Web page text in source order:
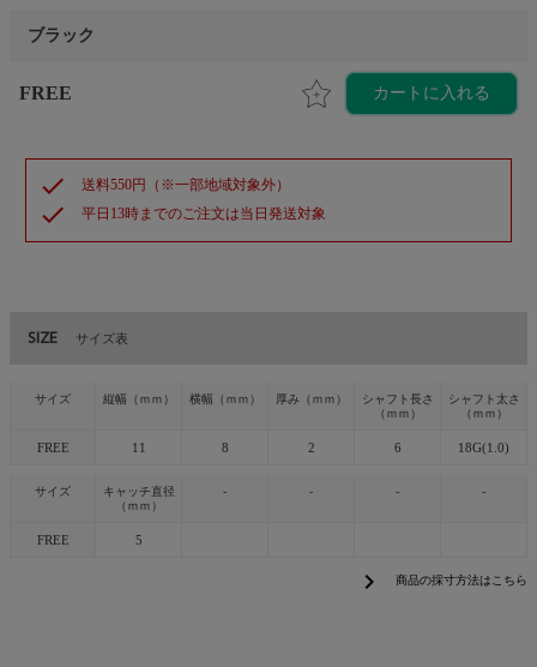
ブラック
FREE カートに入れる
check 送料550円（※一部地域対象外）
check 平日13時までのご注文は当日発送対象
SIZE サイズ表
サイズ 縦幅（ｍｍ） 横幅（ｍｍ） 厚み（ｍｍ）
シャフト長さ
（ｍｍ）
シャフト太さ
（ｍｍ）
FREE 11 8 2 6 18G(1.0)
サイズ
キャッチ直径
（ｍｍ）
- - - -
FREE 5
chevron_right 商品の採寸方法はこちら